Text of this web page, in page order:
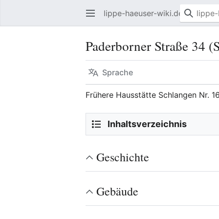
lippe-haeuser-wiki.de
Paderborner Straße 34
Sprache
Frühere Hausstätte Schlangen Nr.
Inhaltsverzeichnis
Geschichte
Gebäude